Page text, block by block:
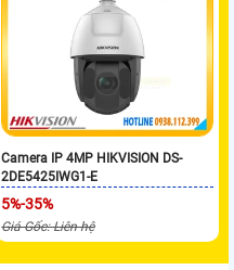
Camera IP 4MP HIKVISION DS-
2DE5425IWG1-E
5%-35%
Giá Gốc: Liên hệ